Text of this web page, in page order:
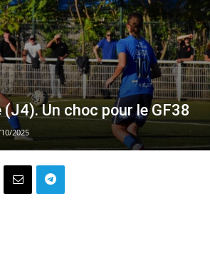
(J4). Un choc pour le GF38
2025